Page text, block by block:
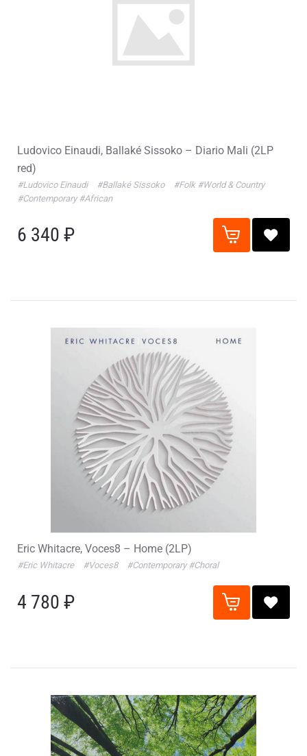
Ludovico Einaudi, Ballaké Sissoko – Diario Mali (2LP
red)
#Ludovico Einaudi #Ballaké Sissoko #Folk #World & Country
#Contemporary #African
6 340 ₽
Eric Whitacre, Voces8 – Home (2LP)
#Eric Whitacre #Voces8 #Contemporary #Choral
4 780 ₽